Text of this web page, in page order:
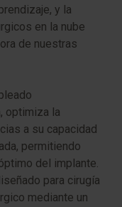
y la
en la nube
de nuestras
optimiza la
a su capacidad
permitiendo
del implante.
para cirugía
mediante un